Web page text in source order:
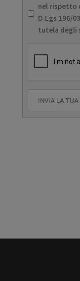
nel rispetto
D.Lgs 196/
tutela degli